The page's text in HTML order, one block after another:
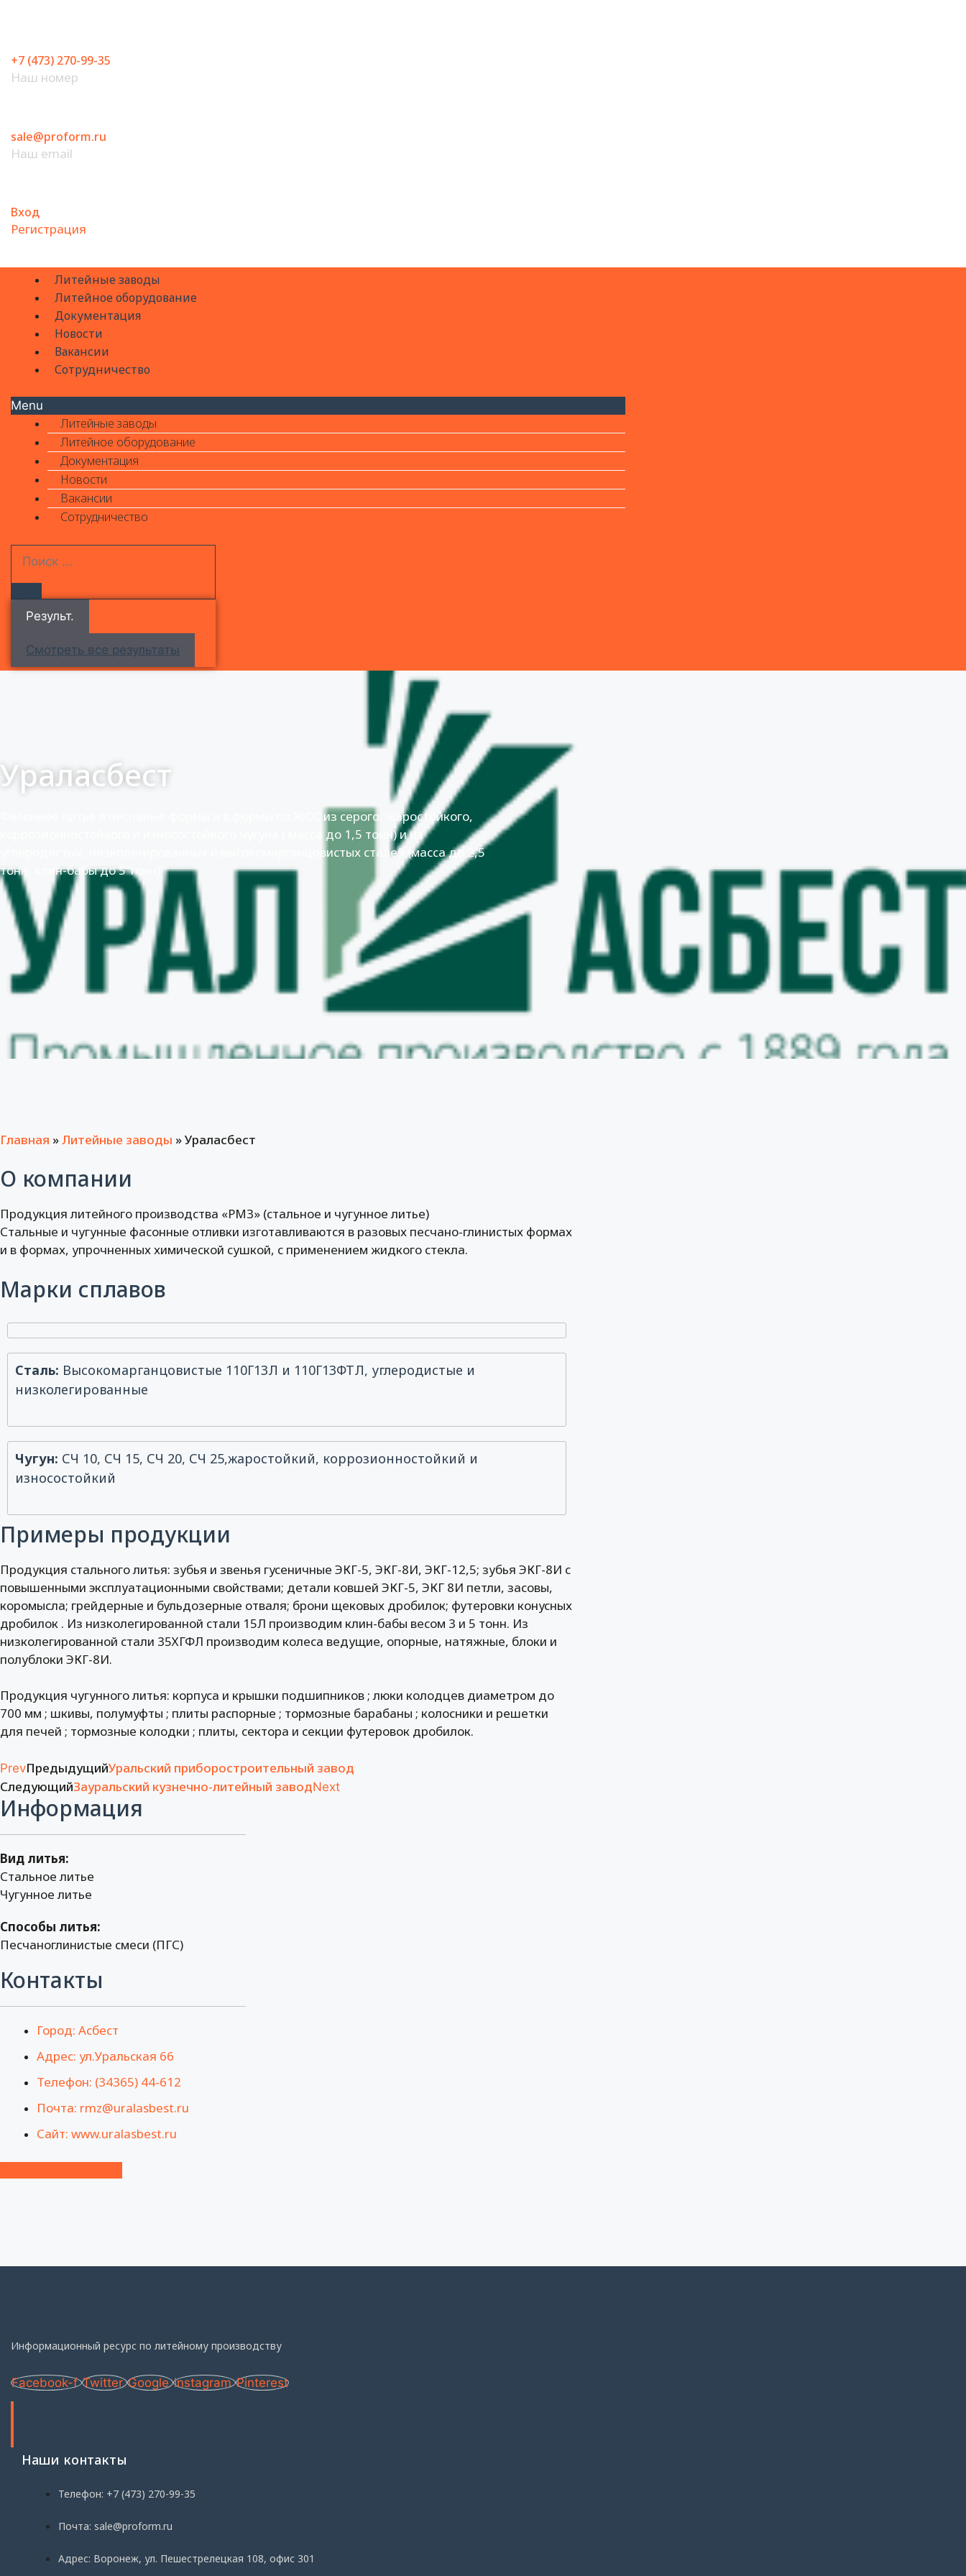
+7 (473) 270-99-35
Наш номер
sale@proform.ru
Наш email
Вход
Регистрация
Литейные заводы
Литейное оборудование
Документация
Новости
Вакансии
Сотрудничество
Menu
Литейные заводы
Литейное оборудование
Документация
Новости
Вакансии
Сотрудничество
Результ.
Смотреть все результаты
Ураласбест
Фасонное литье в песчаные формы и в формы по ЖСС из серого, жаростойкого,
коррозионностойкого и износостойкого чугуна ( масса до 1,5 тонн) и из
углеродистых, низколегированных и высокомарганцовистых сталей (масса до 2,5
тонн, клин-бабы до 5 тонн)
Главная »Литейные заводы »Ураласбест
О компании
Продукция литейного производства «РМЗ» (стальное и чугунное литье)
Стальные и чугунные фасонные отливки изготавливаются в разовых песчано-глинистых формах
и в формах, упрочненных химической сушкой, с применением жидкого стекла.
Марки сплавов
Сталь: Высокомарганцовистые 110Г13Л и 110Г13ФТЛ, углеродистые и
низколегированные
Чугун: СЧ 10, СЧ 15, СЧ 20, СЧ 25,жаростойкий, коррозионностойкий и
износостойкий
Примеры продукции
Продукция стального литья: зубья и звенья гусеничные ЭКГ-5, ЭКГ-8И, ЭКГ-12,5; зубья ЭКГ-8И с
повышенными эксплуатационными свойствами; детали ковшей ЭКГ-5, ЭКГ 8И петли, засовы,
коромысла; грейдерные и бульдозерные отваля; брони щековых дробилок; футеровки конусных
дробилок . Из низколегированной стали 15Л производим клин-бабы весом 3 и 5 тонн. Из
низколегированной стали 35ХГФЛ производим колеса ведущие, опорные, натяжные, блоки и
полублоки ЭКГ-8И.
Продукция чугунного литья: корпуса и крышки подшипников ; люки колодцев диаметром до
700 мм ; шкивы, полумуфты ; плиты распорные ; тормозные барабаны ; колосники и решетки
для печей ; тормозные колодки ; плиты, сектора и секции футеровок дробилок.
PrevПредыдущийУральский приборостроительный завод
СледующийЗауральский кузнечно-литейный заводNext
Информация
Вид литья:
Стальное литье
Чугунное литье
Способы литья:
Песчаноглинистые смеси (ПГС)
Контакты
Город: Асбест
Адрес: ул.Уральская 66
Телефон: (34365) 44-612
Почта: rmz@uralasbest.ru
Сайт: www.uralasbest.ru
Информационный ресурс по литейному производству
Facebook-f Twitter Google Instagram Pinterest
Наши контакты
Телефон: +7 (473) 270-99-35
Почта: sale@proform.ru
Адрес: Воронеж, ул. Пешестрелецкая 108, офис 301